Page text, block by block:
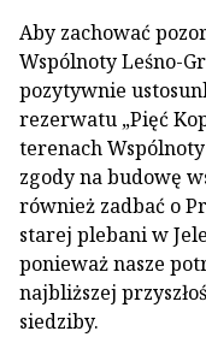
Aby zachować
Wspólnoty Leśno-
pozytywnie
rezerwatu „Pięć
terenach
zgody na budowę
również zadbać o
starej plebani w
ponieważ nasze
najbliższej
siedziby.